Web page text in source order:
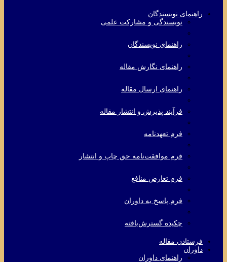
راهنمای نویسندگان
نویسندگی و مشارکت علمی
راهنمای نویسندگان
راهنمای نگارش مقاله
راهنمای ارسال مقاله
فرآیند پذیرش و انتشار مقاله
فرم تعهدنامه
فرم موافقت‌نامه حق چاپ و انتشار
فرم تعارض منافع
فرم پاسخ به داوران
چکیده گسترش‌یافته
فرستادن مقاله
داوران
راهنمای داوران